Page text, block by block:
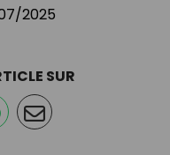
2025
SUR